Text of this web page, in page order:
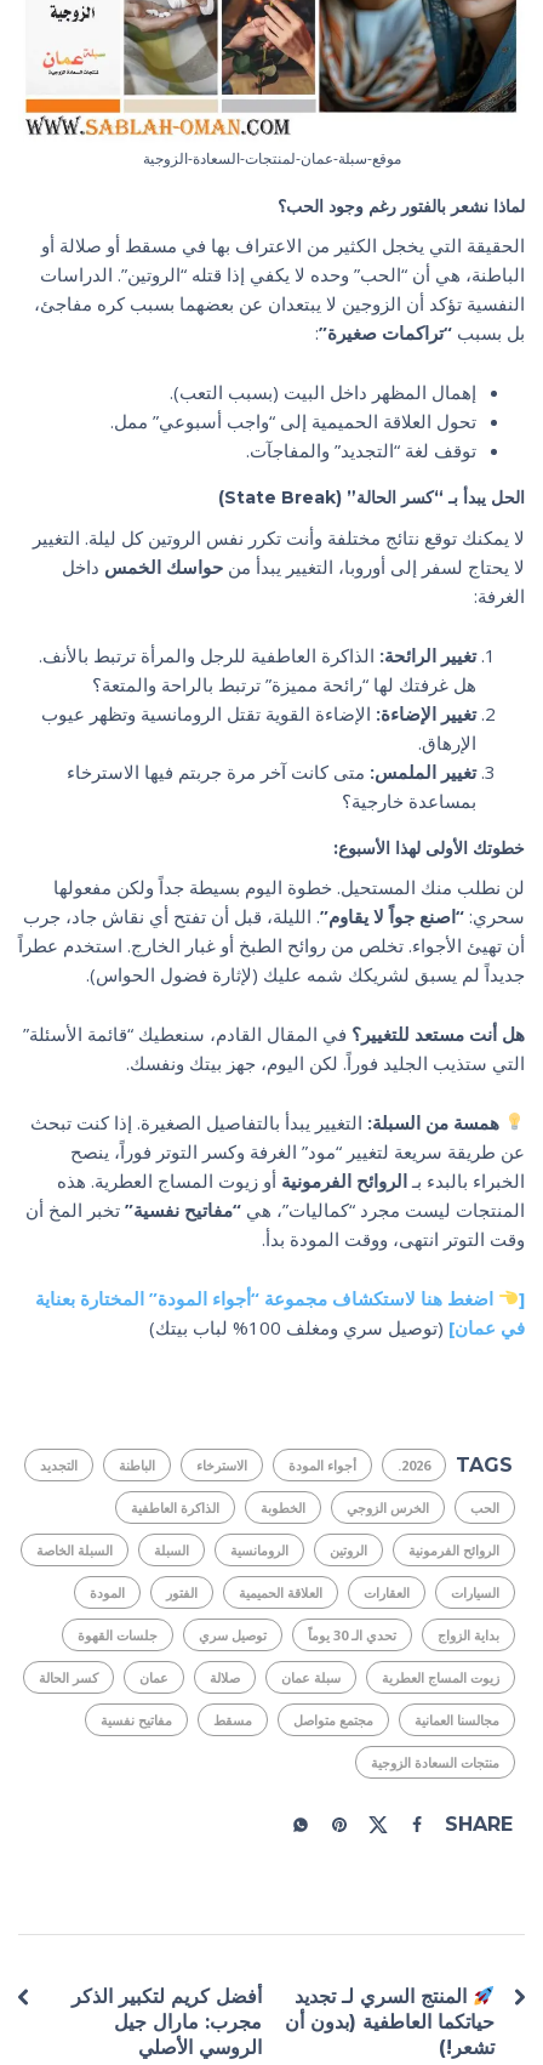
موقع-سبلة-عمان-لمنتجات-السعادة-الزوجية
لماذا نشعر بالفتور رغم وجود الحب؟
الحقيقة التي يخجل الكثير من الاعتراف بها في مسقط أو صلالة أو
الباطنة، هي أن “الحب” وحده لا يكفي إذا قتله “الروتين”. الدراسات
النفسية تؤكد أن الزوجين لا يبتعدان عن بعضهما بسبب كره مفاجئ،
بل بسبب “تراكمات صغيرة”:
إهمال المظهر داخل البيت (بسبب التعب).
تحول العلاقة الحميمية إلى “واجب أسبوعي” ممل.
توقف لغة “التجديد” والمفاجآت.
الحل يبدأ بـ “كسر الحالة” (State Break)
لا يمكنك توقع نتائج مختلفة وأنت تكرر نفس الروتين كل ليلة. التغيير
لا يحتاج لسفر إلى أوروبا، التغيير يبدأ من حواسك الخمس داخل
الغرفة:
تغيير الرائحة: الذاكرة العاطفية للرجل والمرأة ترتبط بالأنف.
هل غرفتك لها “رائحة مميزة” ترتبط بالراحة والمتعة؟
تغيير الإضاءة: الإضاءة القوية تقتل الرومانسية وتظهر عيوب
الإرهاق.
تغيير الملمس: متى كانت آخر مرة جربتم فيها الاسترخاء
بمساعدة خارجية؟
خطوتك الأولى لهذا الأسبوع:
لن نطلب منك المستحيل. خطوة اليوم بسيطة جداً ولكن مفعولها
سحري: “اصنع جواً لا يقاوم”. الليلة، قبل أن تفتح أي نقاش جاد، جرب
أن تهيئ الأجواء. تخلص من روائح الطبخ أو غبار الخارج. استخدم عطراً
جديداً لم يسبق لشريكك شمه عليك (لإثارة فضول الحواس).
هل أنت مستعد للتغيير؟ في المقال القادم، سنعطيك “قائمة الأسئلة”
التي ستذيب الجليد فوراً. لكن اليوم، جهز بيتك ونفسك.
همسة من السبلة: التغيير يبدأ بالتفاصيل الصغيرة. إذا كنت تبحث
عن طريقة سريعة لتغيير “مود” الغرفة وكسر التوتر فوراً، ينصح
الخبراء بالبدء بـ الروائح الفرمونية أو زيوت المساج العطرية. هذه
المنتجات ليست مجرد “كماليات”، هي “مفاتيح نفسية” تخبر المخ أن
وقت التوتر انتهى، ووقت المودة بدأ.
[
اضغط هنا لاستكشاف مجموعة “أجواء المودة” المختارة بعناية
في عمان] (توصيل سري ومغلف 100% لباب بيتك)
TAGS
2026. أجواء المودة الاسترخاء الباطنة التجديد
الحب الخرس الزوجي الخطوبة الذاكرة العاطفية
الروائح الفرمونية الروتين الرومانسية السبلة السبلة الخاصة
السيارات العقارات العلاقة الحميمية الفتور المودة
بداية الزواج تحدي الـ 30 يوماً توصيل سري جلسات القهوة
زيوت المساج العطرية سبلة عمان صلالة عمان كسر الحالة
مجالسنا العمانية مجتمع متواصل مسقط مفاتيح نفسية
منتجات السعادة الزوجية
SHARE
أفضل كريم لتكبير الذكر
مجرب: مارال جيل
الروسي الأصلي
المنتج السري لـ تجديد
حياتكما العاطفية (بدون أن
تشعر!)